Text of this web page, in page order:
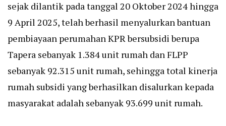
sejak dilantik pada tanggal 20 Oktober 2024 hingga
9 April 2025, telah berhasil menyalurkan bantuan
pembiayaan perumahan KPR bersubsidi berupa
Tapera sebanyak 1.384 unit rumah dan FLPP
sebanyak 92.315 unit rumah, sehingga total kinerja
rumah subsidi yang berhasilkan disalurkan kepada
masyarakat adalah sebanyak 93.699 unit rumah.